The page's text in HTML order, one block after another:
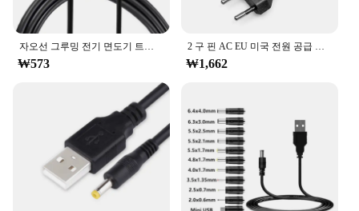
The 전원케이블 is not just a power cable; it's a
solution for vendors and wholesalers looking to
offer reliable and affordable power accessories to
their customers. The product's high conductivity
and low resistance ensure that it meets the
performance standards required for efficient power
delivery. Whether you're setting up a new office or
stocking up for your retail store, this power cable is
an excellent choice for your inventory. It's a product
that combines functionality with affordability,
making it an attractive option for both personal and
professional use.
자오선 그루밍 전기 면도기 트리머 교체 충전 케이블, 전원 코드 공급 어댑터, 충전기 케이블 호환, 1 개
₩573
2 구 핀 AC EU 미국 전원 공급 장치 케이블 코드 데스크탑 노트북 전기 팬용 고품질 리드선 2 핀 전원 케이블
₩1,662